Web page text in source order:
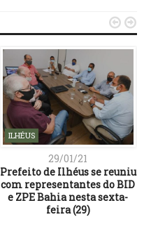
ILHÉUS
29/01/21
Prefeito de Ilhéus se reuniu
com representantes do BID
e ZPE Bahia nesta sexta-
feira (29)
 